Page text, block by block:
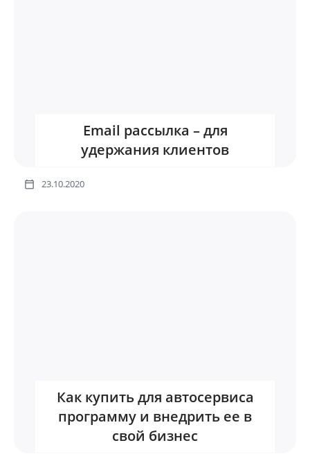
Email рассылка – для
удержания клиентов
23.10.2020
Как купить для автосервиса
программу и внедрить ее в
свой бизнес